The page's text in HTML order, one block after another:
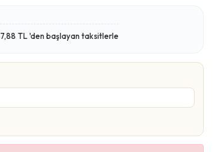
7,88 TL 'den başlayan taksitlerle